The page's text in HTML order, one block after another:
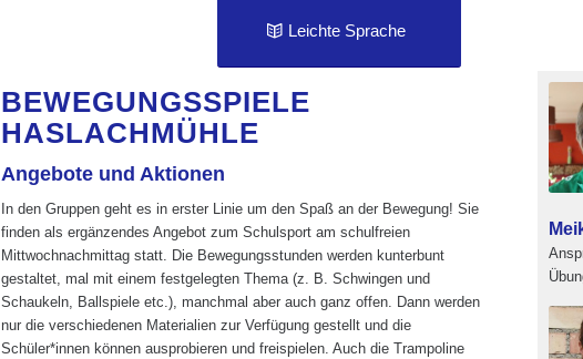
Leichte Sprache
BEWEGUNGSSPIELE
HASLACHMÜHLE
Angebote und Aktionen
In den Gruppen geht es in erster Linie um den Spaß an der Bewegung! Sie
finden als ergänzendes Angebot zum Schulsport am schulfreien
Mittwochnachmittag statt. Die Bewegungsstunden werden kunterbunt
gestaltet, mal mit einem festgelegten Thema (z. B. Schwingen und
Schaukeln, Ballspiele etc.), manchmal aber auch ganz offen. Dann werden
nur die verschiedenen Materialien zur Verfügung gestellt und die
Schüler*innen können ausprobieren und freispielen. Auch die Trampoline